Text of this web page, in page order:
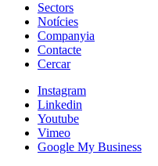
Sectors
Notícies
Companyia
Contacte
Cercar
Instagram
Linkedin
Youtube
Vimeo
Google My Business